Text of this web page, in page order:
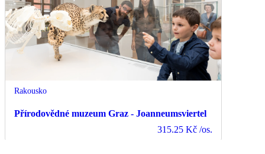
Rakousko
Přírodovědné muzeum Graz - Joanneumsviertel
315.25 Kč /os.